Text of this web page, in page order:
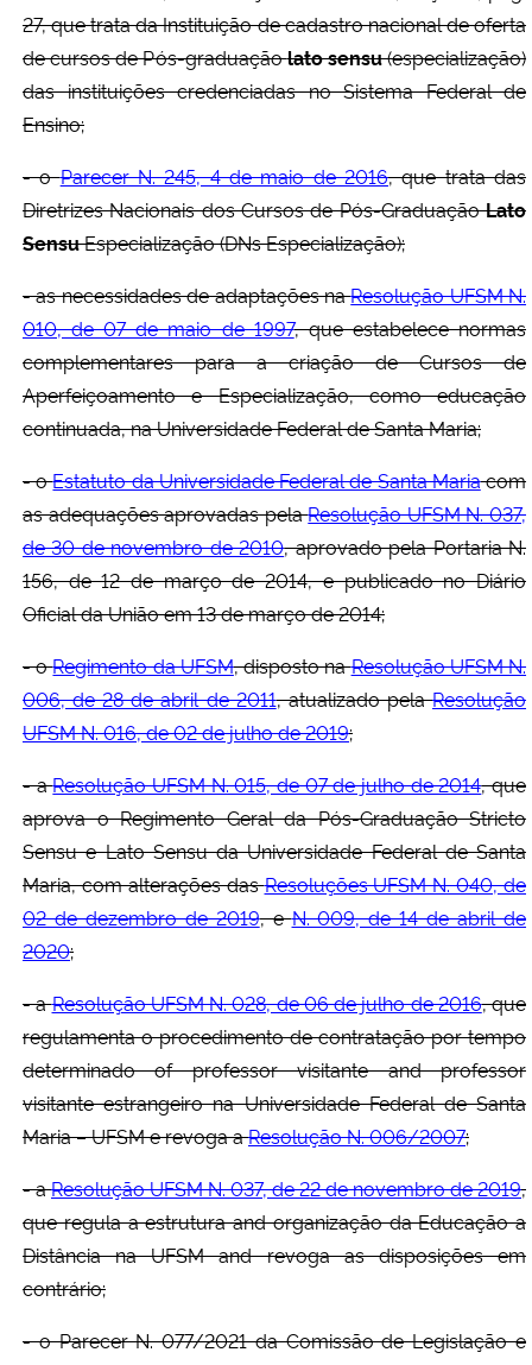
27, que trata da Instituição de cadastro nacional de oferta
de cursos de Pós-graduaçãolato sensu(especialização)
das instituições credenciadas no Sistema Federal de
Ensino;
- oParecer N. 245, 4 de maio de 2016, que trata das
Diretrizes Nacionais dos Cursos de Pós-GraduaçãoLato
SensuEspecialização (DNs Especialização);
- as necessidades de adaptações naResolução UFSM N.
010, de 07 de maio de 1997, que estabelece normas
complementares para a criação de Cursos de
Aperfeiçoamento e Especialização, como educação
continuada, na Universidade Federal de Santa Maria;
- oEstatuto da Universidade Federal de Santa Mariacom
as adequações aprovadas pelaResolução UFSM N. 037,
de 30 de novembro de 2010, aprovado pela Portaria N.
156, de 12 de março de 2014, e publicado no Diário
Oficial da União em 13 de março de 2014;
- oRegimento da UFSM, disposto naResolução UFSM N.
006, de 28 de abril de 2011, atualizado pelaResolução
UFSM N. 016, de 02 de julho de 2019;
- aResolução UFSM N. 015, de 07 de julho de 2014, que
aprova o Regimento Geral da Pós-Graduação Stricto
Sensu e Lato Sensu da Universidade Federal de Santa
Maria, com alterações dasResoluções UFSM N. 040, de
02 de dezembro de 2019, eN. 009, de 14 de abril de
2020;
- aResolução UFSM N. 028, de 06 de julho de 2016, que
regulamenta o procedimento de contratação por tempo
determinado of professor visitante and professor
visitante estrangeiro na Universidade Federal de Santa
Maria – UFSM e revoga aResolução N. 006/2007;
- aResolução UFSM N. 037, de 22 de novembro de 2019,
que regula a estrutura and organização da Educação a
Distância na UFSM and revoga as disposições em
contrário;
- o Parecer N. 077/2021 da Comissão de Legislação e